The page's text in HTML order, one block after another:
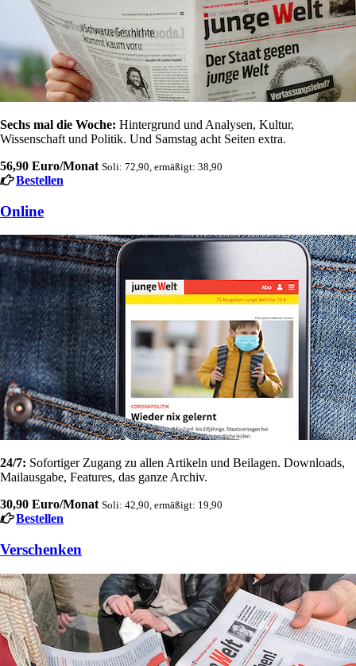
Sechs mal die Woche: Hintergrund und Analysen, Kultur,
Wissenschaft und Politik. Und Samstag acht Seiten extra.
56,90 Euro/Monat Soli: 72,90, ermäßigt: 38,90
Bestellen
Online
24/7: Sofortiger Zugang zu allen Artikeln und Beilagen. Downloads,
Mailausgabe, Features, das ganze Archiv.
30,90 Euro/Monat Soli: 42,90, ermäßigt: 19,90
Bestellen
Verschenken